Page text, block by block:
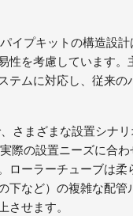
イプキットの構造設
性を考慮しています
テムに対応し、従来
さまざまな設置シナ
際の設置ニーズに合
ローラーチューブは
下など）の複雑な配
させます。